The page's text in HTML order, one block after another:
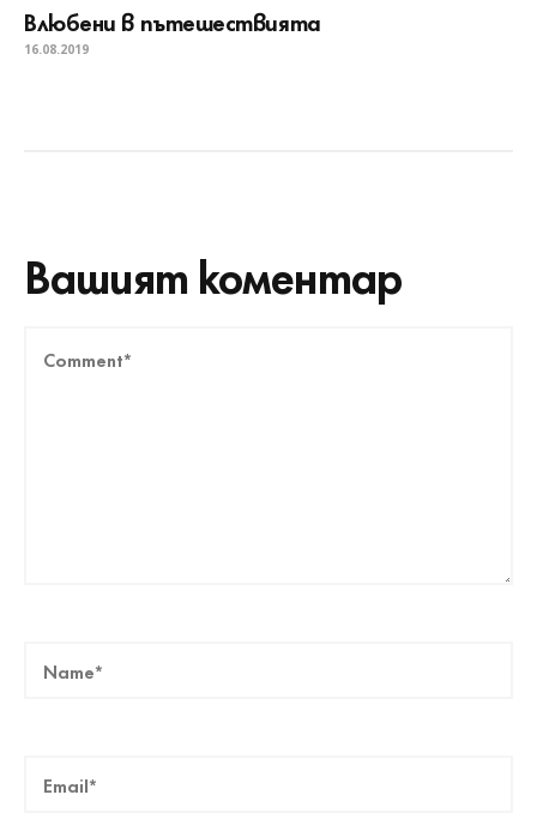
Влюбени в пътешествията
16.08.2019
Вашият коментар